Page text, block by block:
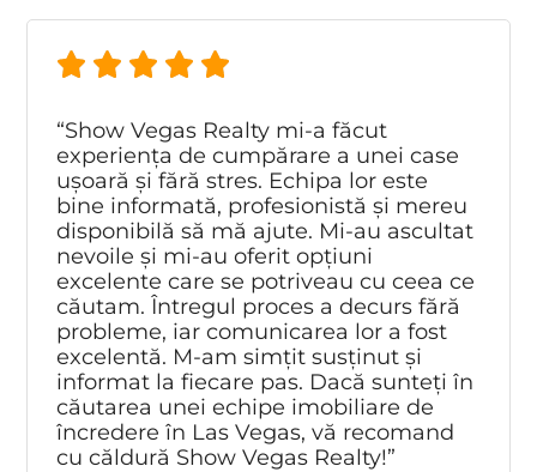
“Show Vegas Realty mi-a făcut
experiența de cumpărare a unei case
ușoară și fără stres. Echipa lor este
bine informată, profesionistă și mereu
disponibilă să mă ajute. Mi-au ascultat
nevoile și mi-au oferit opțiuni
excelente care se potriveau cu ceea ce
căutam. Întregul proces a decurs fără
probleme, iar comunicarea lor a fost
excelentă. M-am simțit susținut și
informat la fiecare pas. Dacă sunteți în
căutarea unei echipe imobiliare de
încredere în Las Vegas, vă recomand
cu căldură Show Vegas Realty!”